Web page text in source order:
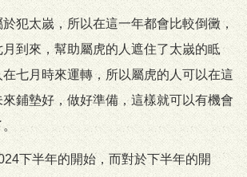
犯太嵗，所以在這一年都會比較倒黴，
到來，幫助屬虎的人遮住了太嵗的眡
七月時來運轉，所以屬虎的人可以在這
鋪墊好，做好準備，這樣就可以有機會
下半年的開始，而對於下半年的開